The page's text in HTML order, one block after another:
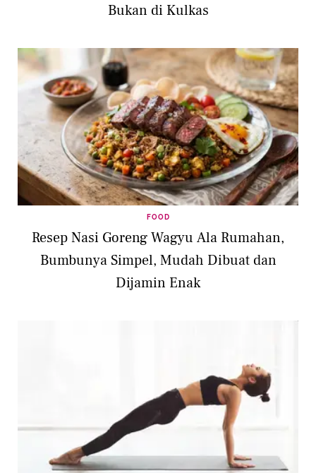
Bukan di Kulkas
FOOD
Resep Nasi Goreng Wagyu Ala Rumahan,
Bumbunya Simpel, Mudah Dibuat dan
Dijamin Enak